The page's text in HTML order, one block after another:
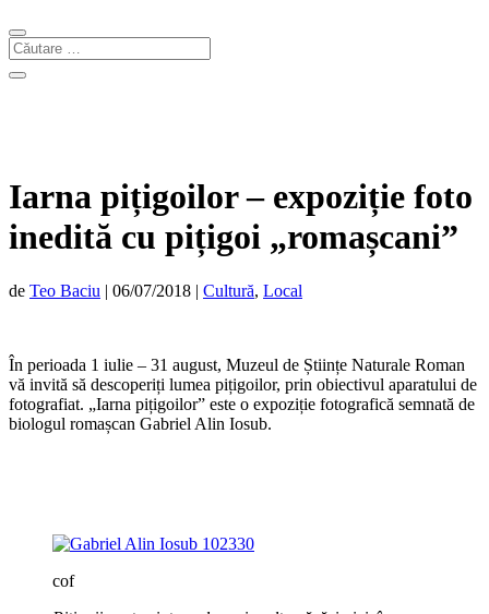
Iarna pițigoilor – expoziție foto
inedită cu pițigoi „romașcani”
de Teo Baciu | 06/07/2018 | Cultură, Local
În perioada 1 iulie – 31 august, Muzeul de Științe Naturale Roman
vă invită să descoperiți lumea pițigoilor, prin obiectivul aparatului de
fotografiat. „Iarna pițigoilor” este o expoziție fotografică semnată de
biologul romașcan Gabriel Alin Iosub.
cof